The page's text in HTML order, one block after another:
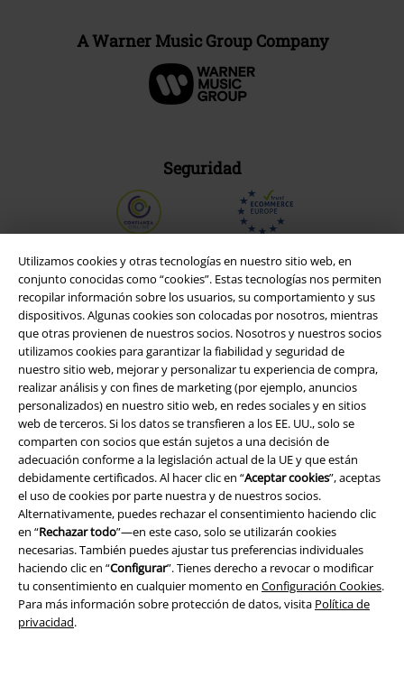
Utilizamos cookies y otras tecnologías en nuestro sitio web, en
conjunto conocidas como “cookies”. Estas tecnologías nos permiten
recopilar información sobre los usuarios, su comportamiento y sus
dispositivos. Algunas cookies son colocadas por nosotros, mientras
que otras provienen de nuestros socios. Nosotros y nuestros socios
utilizamos cookies para garantizar la fiabilidad y seguridad de
nuestro sitio web, mejorar y personalizar tu experiencia de compra,
realizar análisis y con fines de marketing (por ejemplo, anuncios
personalizados) en nuestro sitio web, en redes sociales y en sitios
web de terceros. Si los datos se transfieren a los EE. UU., solo se
comparten con socios que están sujetos a una decisión de
adecuación conforme a la legislación actual de la UE y que están
debidamente certificados. Al hacer clic en “Aceptar cookies”, aceptas
el uso de cookies por parte nuestra y de nuestros socios.
Alternativamente, puedes rechazar el consentimiento haciendo clic
en “Rechazar todo”—en este caso, solo se utilizarán cookies
necesarias. También puedes ajustar tus preferencias individuales
haciendo clic en “Configurar”. Tienes derecho a revocar o modificar
tu consentimiento en cualquier momento en Configuración Cookies.
Para más información sobre protección de datos, visita Política de
privacidad.
A Warner Music Group Company
Seguridad
Legal
Términos y Condiciones
Aviso Legal
Ley protección de datos
Eliminación de residuos y protección del medioambiente
Declaración de Conformidad